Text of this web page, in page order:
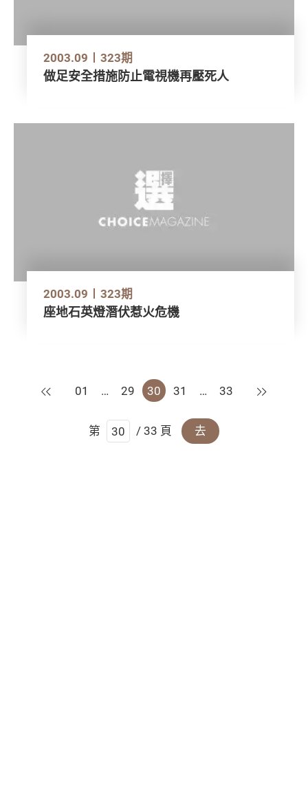
2003.09 323期
做足安全措施防止電視機再壓死人
2003.09 323期
座地石英燈潛伏惹火危機
上一頁
01 … 29 30 31 … 33 下一頁
第 / 33 頁 去